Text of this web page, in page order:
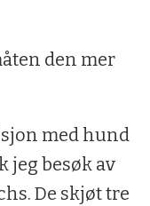
den mer
med hund
jeg besøk av
De skjøt tre